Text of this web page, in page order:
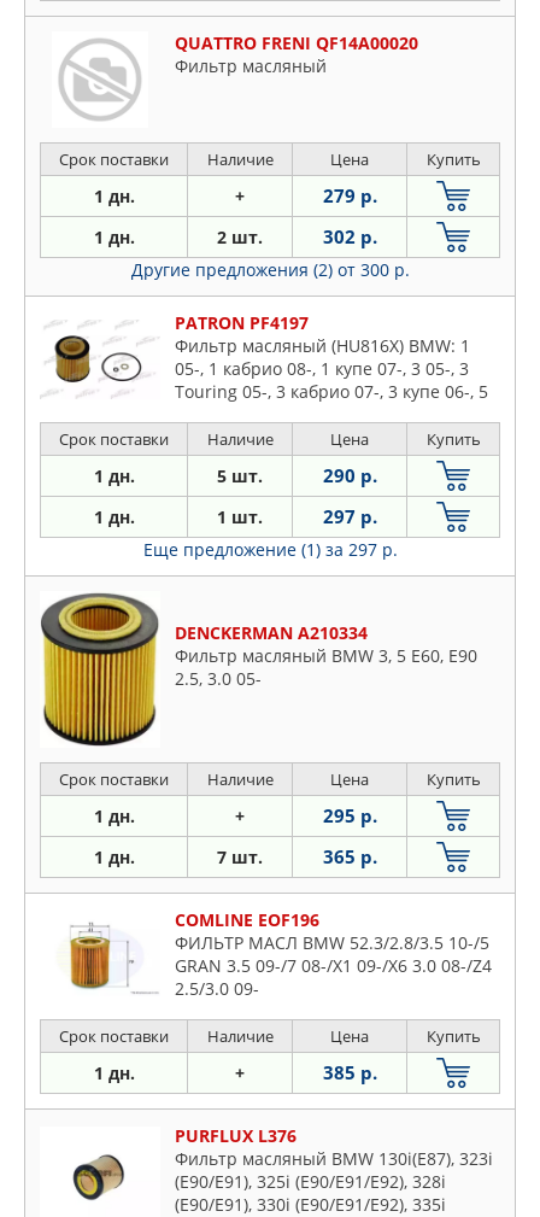
QUATTRO FRENI QF14A00020
Фильтр масляный
Срок поставки Наличие Цена Купить
1 дн. + 279 р.
1 дн. 2 шт. 302 р.
Другие предложения (2) от 300 р.
PATRON PF4197
Фильтр масляный (HU816X) BMW: 1
05-, 1 кабрио 08-, 1 купе 07-, 3 05-, 3
Touring 05-, 3 кабрио 07-, 3 купе 06-, 5
Срок поставки Наличие Цена Купить
1 дн. 5 шт. 290 р.
1 дн. 1 шт. 297 р.
Еще предложение (1) за 297 р.
DENCKERMAN A210334
Фильтр масляный BMW 3, 5 E60, E90
2.5, 3.0 05-
Срок поставки Наличие Цена Купить
1 дн. + 295 р.
1 дн. 7 шт. 365 р.
COMLINE EOF196
ФИЛЬТР МАСЛ BMW 52.3/2.8/3.5 10-/5
GRAN 3.5 09-/7 08-/X1 09-/X6 3.0 08-/Z4
2.5/3.0 09-
Срок поставки Наличие Цена Купить
1 дн. + 385 р.
PURFLUX L376
Фильтр масляный BMW 130i(E87), 323i
(E90/E91), 325i (E90/E91/E92), 328i
(E90/E91), 330i (E90/E91/E92), 335i